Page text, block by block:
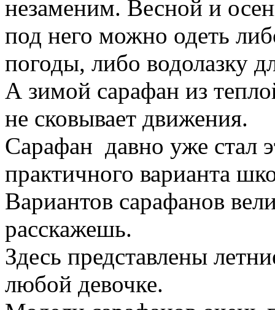
незаменим. Весной и
под него можно одеть
погоды, либо водолазку
А зимой сарафан из
не сковывает движения.
Сарафан давно уже стал
практичного варианта
Вариантов сарафанов
расскажешь.
Здесь представлены
любой девочке.